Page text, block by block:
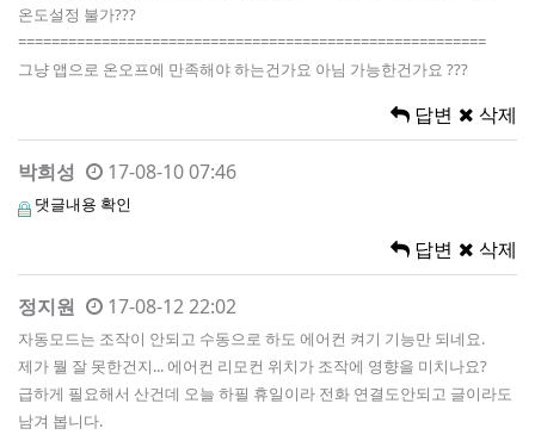
온도설정 불가???
========================================================
그냥 앱으로 온오프에 만족해야 하는건가요 아님 가능한건가요 ???
답변 삭제
박희성 17-08-10 07:46
댓글내용 확인
답변 삭제
정지원 17-08-12 22:02
자동모드는 조작이 안되고 수동으로 하도 에어컨 켜기 기능만 되네요.
제가 뭘 잘 못한건지... 에어컨 리모컨 위치가 조작에 영향을 미치나요?
급하게 필요해서 산건데 오늘 하필 휴일이라 전화 연결도안되고 글이라도
남겨 봅니다.